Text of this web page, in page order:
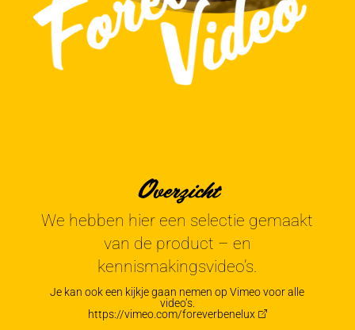
Overzicht
We hebben hier een selectie gemaakt
van de product – en
kennismakingsvideo’s.
Je kan ook een kijkje gaan nemen op Vimeo voor alle
video’s.
https://vimeo.com/foreverbenelux